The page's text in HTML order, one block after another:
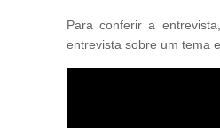
Para conferir a
entrevista sobre um tema